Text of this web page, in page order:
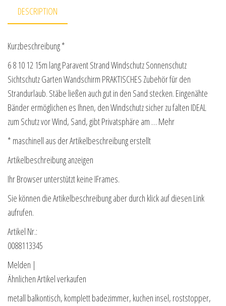
DESCRIPTION
Kurzbeschreibung *
6 8 10 12 15m lang Paravent Strand Windschutz Sonnenschutz
Sichtschutz Garten Wandschirm PRAKTISCHES Zubehör für den
Strandurlaub. Stäbe ließen auch gut in den Sand stecken. Eingenähte
Bänder ermöglichen es Ihnen, den Windschutz sicher zu falten IDEAL
zum Schutz vor Wind, Sand, gibt Privatsphäre am … Mehr
* maschinell aus der Artikelbeschreibung erstellt
Artikelbeschreibung anzeigen
Ihr Browser unterstützt keine IFrames.
Sie können die Artikelbeschreibung aber durch klick auf diesen Link
aufrufen.
Artikel Nr.:
0088113345
Melden |
Ähnlichen Artikel verkaufen
metall balkontisch, komplett badezimmer, kuchen insel, roststopper,